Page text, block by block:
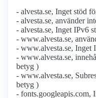
- alvesta.se, Inget stöd
- alvesta.se, använder
- alvesta.se, Inget IPv6
- www.alvesta.se,
- www.alvesta.se, Inget
- www.alvesta.se,
betyg )
- www.alvesta.se,
betyg )
- fonts.googleapis.com,